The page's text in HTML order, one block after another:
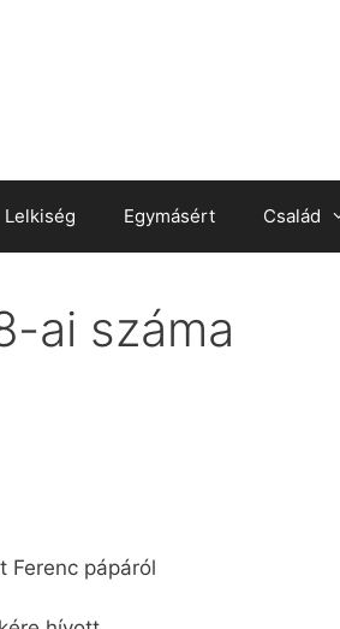
Lelkiség Egymásért Család
ai száma
Ferenc pápáról